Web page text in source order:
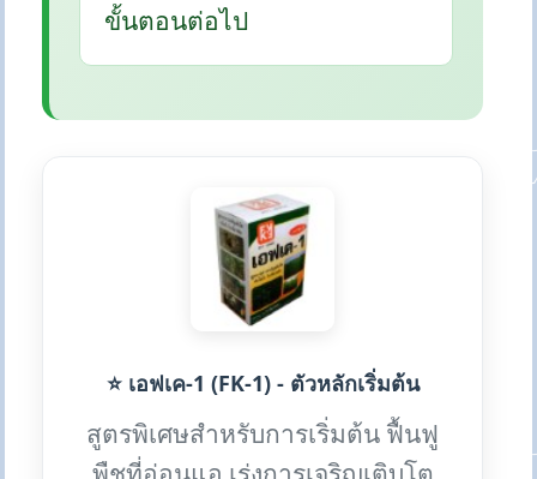
ขั้นตอนต่อไป
⭐ เอฟเค-1 (FK-1) - ตัวหลักเริ่มต้น
สูตรพิเศษสำหรับการเริ่มต้น ฟื้นฟู